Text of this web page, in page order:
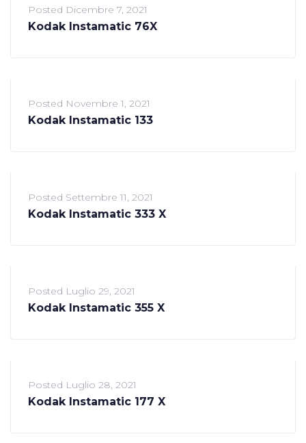
Posted Dicembre 7, 2021
Kodak Instamatic 76X
Posted Novembre 1, 2021
Kodak Instamatic 133
Posted Settembre 11, 2021
Kodak Instamatic 333 X
Posted Luglio 29, 2021
Kodak Instamatic 355 X
Posted Luglio 28, 2021
Kodak Instamatic 177 X